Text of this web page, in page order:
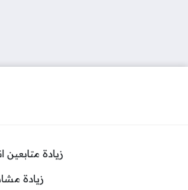
زيادة متابعين
زيادة